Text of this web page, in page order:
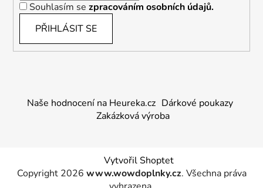
Souhlasím se zpracováním osobních údajů.
PŘIHLÁSIT SE
Naše hodnocení na Heureka.cz Dárkové poukazy
Zakázková výroba
Vytvořil Shoptet
Copyright 2026 www.wowdoplnky.cz. Všechna práva